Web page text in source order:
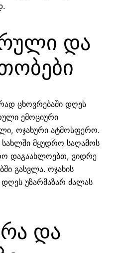
და
ცხოვრებაში დღეს
ემოციური
ოჯახური ატმოსფერო.
მყუდრო საღამოს
დაგაახლოებთ, ვიდრე
გასვლა. ოჯახის
დღეს უზარმაზარ ძალას
და